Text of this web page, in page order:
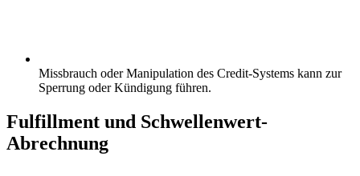
Missbrauch oder Manipulation des Credit-Systems kann zur
Sperrung oder Kündigung führen.
Fulfillment und Schwellenwert-
Abrechnung